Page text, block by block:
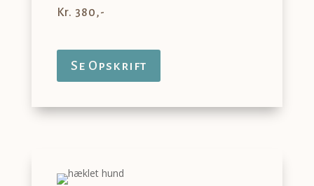
Kr. 380,-
Se Opskrift